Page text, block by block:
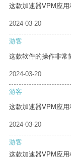
这款加速器VPM应用
2024-03-20
游客
这款软件的操作非常
2024-03-20
游客
这款加速器VPM应用
2024-03-20
游客
这款加速器VPM应